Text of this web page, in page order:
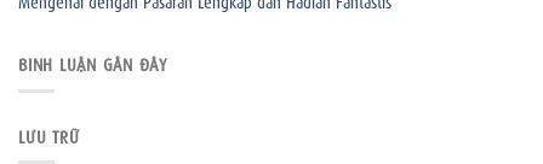
BÌNH LUẬN GẦN ĐÂY
LƯU TRỮ